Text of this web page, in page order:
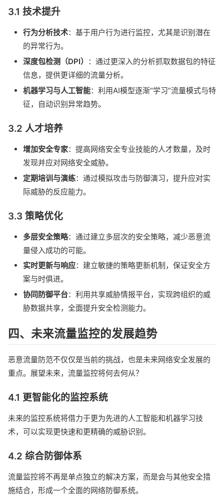
3.1 技术提升
行为分析技术：基于用户行为进行监控，尤其是识别潜在
的异常行为。
深度包检测（DPI） ：通过更深入的分析抓取数据包的特征
信息，提供更详细的流量分析。
机器学习与人工智能：利用AI模型逐渐“学习”流量模式与特
征，自动识别异常趋势。
3.2 人才培养
增加安全专家：提高网络安全专业技能的人才数量，及时
发现并应对网络安全威胁。
定期培训与演练：通过模拟攻击与防御演习，提升应对实
际威胁的反应能力。
3.3 策略优化
多层安全策略：通过建立多层次的安全策略，减少恶意流
量侵入成功的可能。
实时更新与响应：建立敏捷的策略更新机制，保证安全方
案与时俱进。
协同防御平台：利用共享威胁情报平台，实现跨组织的威
胁数据共享，全面提升安全检测能力。
四、未来流量监控的发展趋势
恶意流量防范不仅仅是当前的挑战，也是未来网络安全发展的
重点。展望未来，流量监控将何去何从？
4.1 更智能化的监控系统
未来的监控系统将借力于更为先进的人工智能和机器学习技
术，可以实现更快速和更精确的威胁识别。
4.2 综合防御体系
流量监控将不再是单点独立的解决方案，而是会与其他安全措
施结合，形成一个全面的网络防御系统。